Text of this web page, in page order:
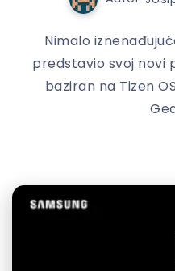
Nimalo
predstavio svoj novi
baziran na Tizen